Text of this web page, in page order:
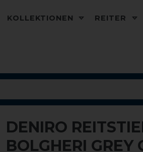
KOLLEKTIONEN REITER
DENIRO
BOLGHERI GREY